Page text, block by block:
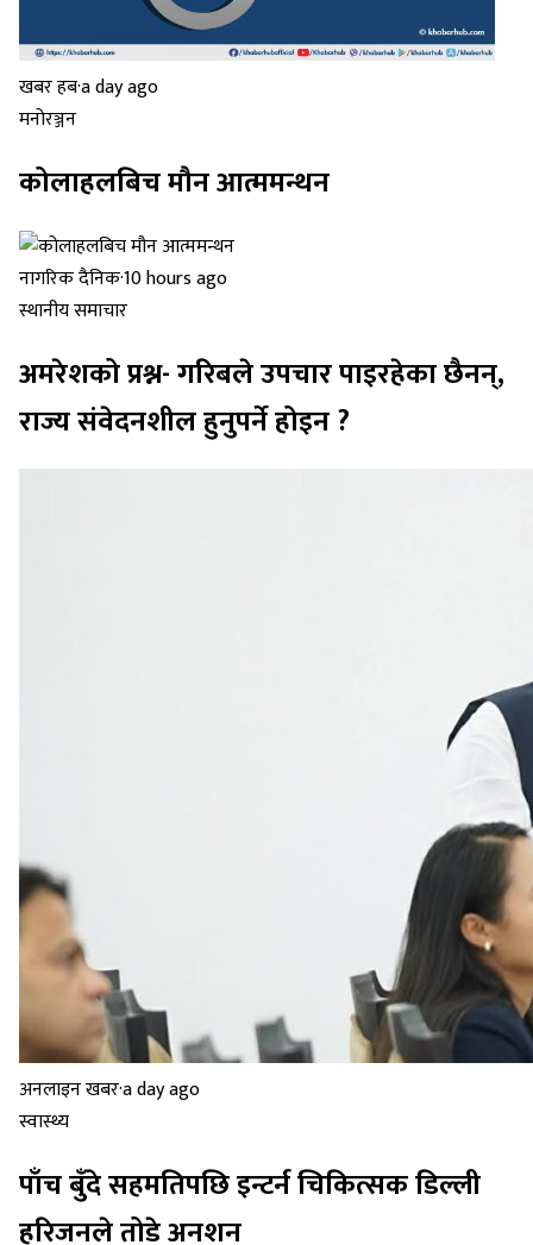
खबर हब·a day ago
मनोरञ्जन
कोलाहलबिच मौन आत्ममन्थन
नागरिक दैनिक·10 hours ago
स्थानीय समाचार
अमरेशको प्रश्न- गरिबले उपचार पाइरहेका छैनन्,
राज्य संवेदनशील हुनुपर्ने होइन ?
अनलाइन खबर·a day ago
स्वास्थ्य
पाँच बुँदे सहमतिपछि इन्टर्न चिकित्सक डिल्ली
हरिजनले तोडे अनशन